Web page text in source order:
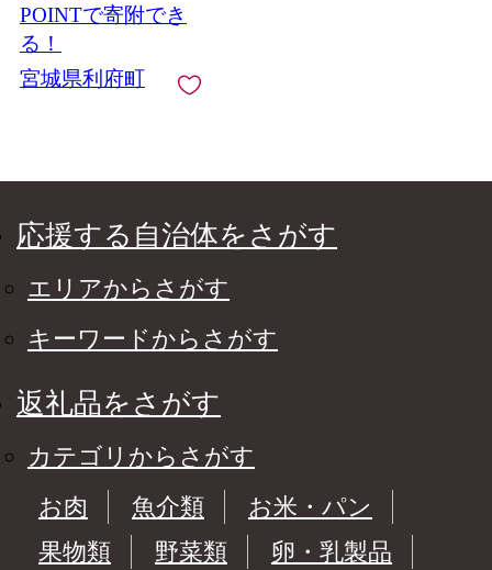
ま ぶり ブリ かれい 金
目鯛 冷凍 惣菜 おかず
つまみ レンチン 湯煎
簡単 煮物 煮付 焼魚]
POINTで寄附でき
る！
宮城県利府町
応援する自治体をさがす
エリアからさがす
キーワードからさがす
返礼品をさがす
カテゴリからさがす
お肉
魚介類
お米・パン
果物類
野菜類
卵・乳製品